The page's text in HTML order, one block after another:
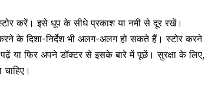
करें। इसे धूप के सीधे प्रकाश या नमी से दूर रखें।
के दिशा-निर्देश भी अलग-अलग हो सकते हैं। स्टोर करने
या फिर अपने डॉक्टर से इसके बारे में पूछें। सुरक्षा के लिए,